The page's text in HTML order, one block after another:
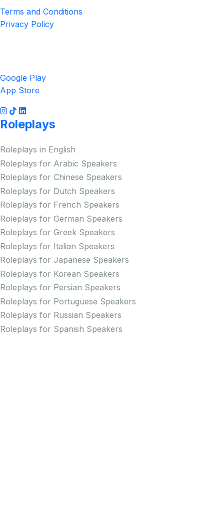
Terms and Conditions
Privacy Policy
Google Play
App Store
Roleplays
Roleplays in English
Roleplays for Arabic Speakers
Roleplays for Chinese Speakers
Roleplays for Dutch Speakers
Roleplays for French Speakers
Roleplays for German Speakers
Roleplays for Greek Speakers
Roleplays for Italian Speakers
Roleplays for Japanese Speakers
Roleplays for Korean Speakers
Roleplays for Persian Speakers
Roleplays for Portuguese Speakers
Roleplays for Russian Speakers
Roleplays for Spanish Speakers